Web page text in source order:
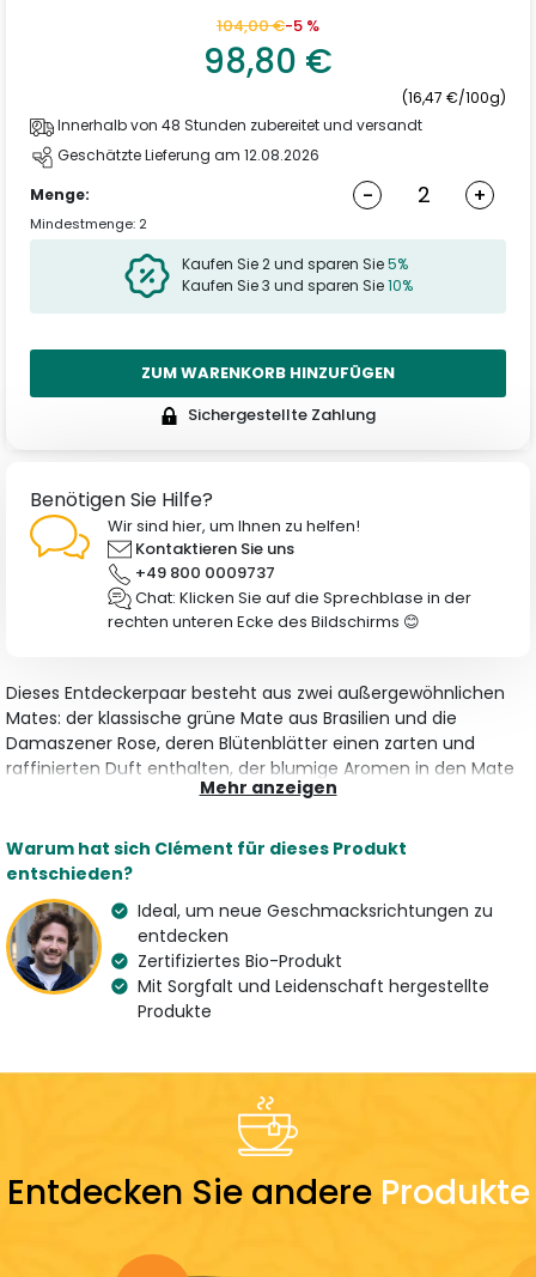
104,00 €-5 %
98,80 €
(16,47 €/100g)
Innerhalb von 48 Stunden zubereitet und versandt
Geschätzte Lieferung am 12.08.2026
Menge:
- +
Mindestmenge: 2
Kaufen Sie 2 und sparen Sie5%
Kaufen Sie 3 und sparen Sie10%
ZUM WARENKORB HINZUFÜGEN
Sichergestellte Zahlung
Benötigen Sie Hilfe?
Wir sind hier, um Ihnen zu helfen!
Kontaktieren Sie uns
+49 800 0009737
Chat: Klicken Sie auf die Sprechblase in der
rechten unteren Ecke des Bildschirms 😊
Dieses Entdeckerpaar besteht aus zwei außergewöhnlichen
Mates: der klassische grüne Mate aus Brasilien und die
Damaszener Rose, deren Blütenblätter einen zarten und
raffinierten Duft enthalten, der blumige Aromen in den Mate
Merkmale
Art
Mate
Rose und Mate Tee
Herkunft
Brasilien und Marokko
Eigenschaft
Grüner Mate und Rose aus Damaskus
Zubereitung
Mehr anzeigen
Warum hat sich Clément für dieses Produkt
entschieden?
Ideal, um neue Geschmacksrichtungen zu
entdecken
Zertifiziertes Bio-Produkt
Mit Sorgfalt und Leidenschaft hergestellte
Produkte
Entdecken Sie andere Produkte